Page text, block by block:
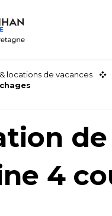
locations de vacances
4